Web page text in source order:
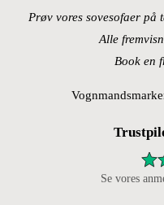
Prøv vores sovesofaer
Alle
Book en
Se vores